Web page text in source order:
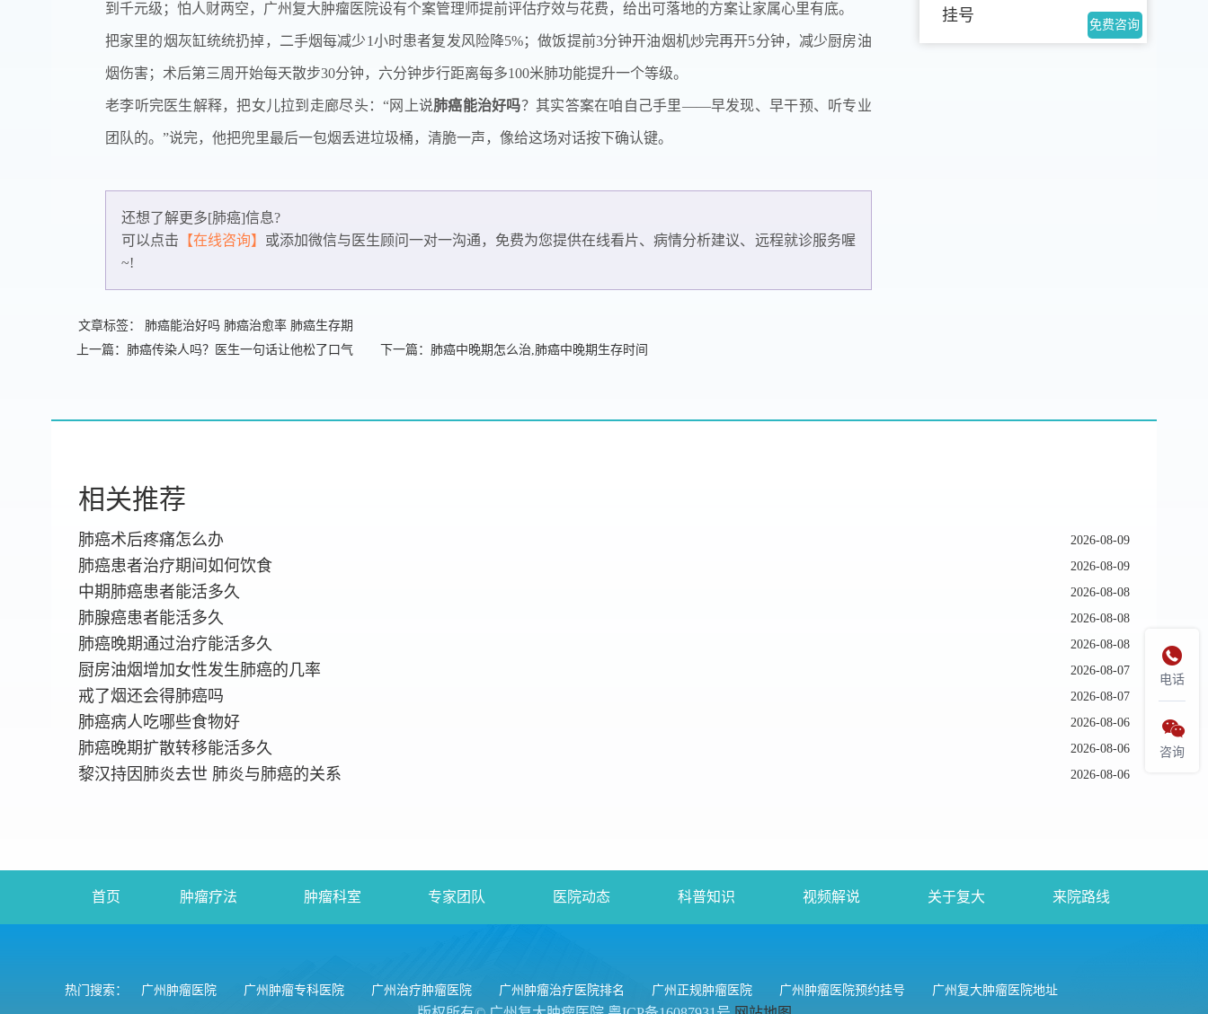
到千元级；怕人财两空，广州复大肿瘤医院设有个案管理师提前评估疗效与花费，给出可落地的方案让家属心里有底。
把家里的烟灰缸统统扔掉，二手烟每减少1小时患者复发风险降5%；做饭提前3分钟开油烟机炒完再开5分钟，减少厨房油
烟伤害；术后第三周开始每天散步30分钟，六分钟步行距离每多100米肺功能提升一个等级。
老李听完医生解释，把女儿拉到走廊尽头：“网上说肺癌能治好吗？其实答案在咱自己手里——早发现、早干预、听专业
团队的。”说完，他把兜里最后一包烟丢进垃圾桶，清脆一声，像给这场对话按下确认键。
还想了解更多[肺癌]信息?
可以点击 【在线咨询】 或添加微信与医生顾问一对一沟通，免费为您提供在线看片、病情分析建议、远程就诊服务喔
~!
文章标签： 肺癌能治好吗 肺癌治愈率 肺癌生存期
上一篇：肺癌传染人吗？医生一句话让他松了口气
下一篇：肺癌中晚期怎么治,肺癌中晚期生存时间
免费咨询
挂号
相关推荐
2026-08-09
肺癌术后疼痛怎么办
2026-08-09
肺癌患者治疗期间如何饮食
2026-08-08
中期肺癌患者能活多久
2026-08-08
肺腺癌患者能活多久
2026-08-08
肺癌晚期通过治疗能活多久
2026-08-07
厨房油烟增加女性发生肺癌的几率
2026-08-07
戒了烟还会得肺癌吗
2026-08-06
肺癌病人吃哪些食物好
2026-08-06
肺癌晚期扩散转移能活多久
2026-08-06
黎汉持因肺炎去世 肺炎与肺癌的关系
首页 肿瘤疗法 肿瘤科室 专家团队 医院动态 科普知识 视频解说 关于复大 来院路线
热门搜索： 广州肿瘤医院 广州肿瘤专科医院 广州治疗肿瘤医院 广州肿瘤治疗医院排名 广州正规肿瘤医院 广州肿瘤医院预约挂号 广州复大肿瘤医院地址

电话

咨询